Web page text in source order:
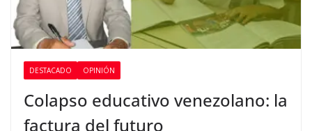
DESTACADO OPINIÓN
Colapso educativo venezolano: la
factura del futuro